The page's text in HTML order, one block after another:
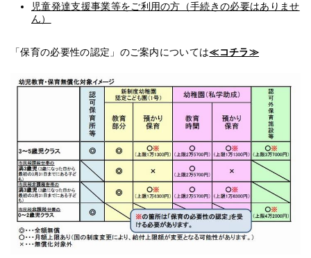
児童発達支援事業等をご利用の方（手続きの必要はありませ
ん）
「保育の必要性の認定」のご案内については≪コチラ≫